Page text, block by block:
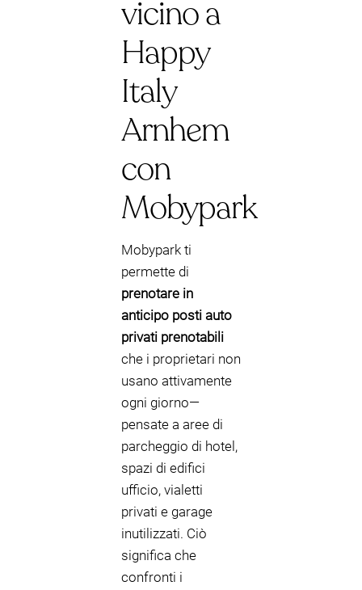
vicino a
Happy
Italy
Arnhem
con
Mobypark
Mobypark ti
permette di
prenotare in
anticipo posti auto
privati prenotabili
che i proprietari non
usano attivamente
ogni giorno—
pensate a aree di
parcheggio di hotel,
spazi di edifici
ufficio, vialetti
privati e garage
inutilizzati. Ciò
significa che
confronti i